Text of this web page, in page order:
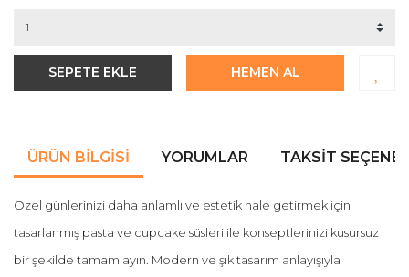
SEPETE EKLE HEMEN AL
ÜRÜN BILGISI YORUMLAR TAKSIT
Özel günlerinizi daha anlamlı ve estetik hale getirmek için
tasarlanmış pasta ve cupcake süsleri ile konseptlerinizi kusursuz
bir şekilde tamamlayın. Modern ve şık tasarım anlayışıyla